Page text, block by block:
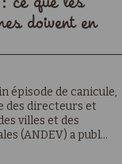
doivent en
épisode de canicule,
des directeurs et
villes et des
(ANDEV) a publ...